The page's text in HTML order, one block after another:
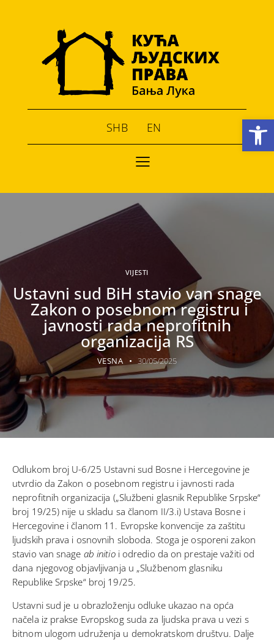
Open toolbar
SHB EN
VIJESTI
Ustavni sud BiH stavio van snage
Zakon o posebnom registru i
javnosti rada neprofitnih
organizacija RS
VESNA 30/05/2025
Odlukom broj U-6/25 Ustavni sud Bosne i Hercegovine je
utvrdio da Zakon o posebnom registru i javnosti rada
neprofitnih organizacija („Službeni glasnik Republike Srpske“
broj 19/25) nije u skladu sa članom II/3.i) Ustava Bosne i
Hercegovine i članom 11. Evropske konvencije za zaštitu
ljudskih prava i osnovnih sloboda. Stoga je osporeni zakon
stavio van snage ab initio i odredio da on prestaje važiti od
dana njegovog objavljivanja u „Službenom glasniku
Republike Srpske“ broj 19/25.
Ustavni sud je u obrazloženju odluke ukazao na opća
načela iz prakse Evropskog suda za ljudska prava u vezi s
bitnom ulogom udruženja u demokratskom društvu. Dalje